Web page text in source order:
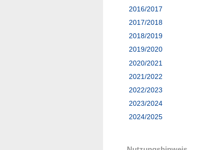
2016/2017
2017/2018
2018/2019
2019/2020
2020/2021
2021/2022
2022/2023
2023/2024
2024/2025